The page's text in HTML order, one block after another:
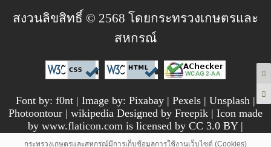
สงวนลิขสิทธิ์ © 2568 โดยกระทรวงเกษตรและ
สหกรณ์
Font by: f0nt | Image by: Pixabay | Pexels | Unsplash |
Photoontour | wikipedia Designed by Freepik | Icon made
by www.flaticon.com is licensed by CC 3.0 BY |
pngtree.com
กระทรวงเกษตรและสหกรณ์มีการเก็บข้อมูลการใช้งานเว็บไซต์ (Cookies)